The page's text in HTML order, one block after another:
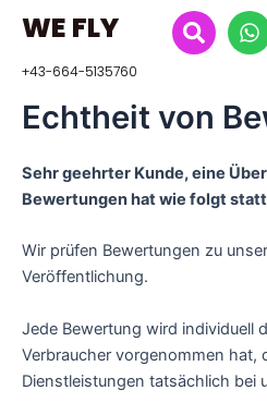
Inhalt
springen
WE FLY
+43-664-5135760
Echtheit von
Sehr geehrter Kunde, eine
Bewertungen hat wie folgt
Wir prüfen Bewertungen zu
Veröffentlichung.
Jede Bewertung wird individuell
Verbraucher vorgenommen hat,
Dienstleistungen tatsächlich bei